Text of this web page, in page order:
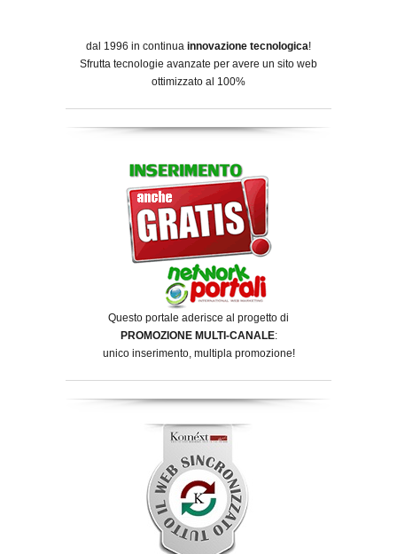
dal 1996 in continua innovazione tecnologica!
Sfrutta tecnologie avanzate per avere un sito web
ottimizzato al 100%
Questo portale aderisce al progetto di
PROMOZIONE MULTI-CANALE:
unico inserimento, multipla promozione!